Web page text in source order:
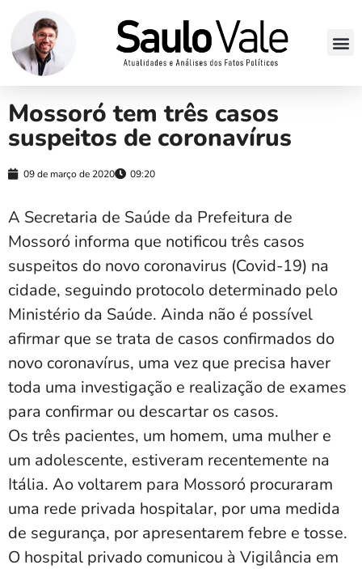
Mossoró tem três casos
suspeitos de coronavírus
09 de março de 2020 09:20
A Secretaria de Saúde da Prefeitura de
Mossoró informa que notificou três casos
suspeitos do novo coronavirus (Covid-19) na
cidade, seguindo protocolo determinado pelo
Ministério da Saúde. Ainda não é possível
afirmar que se trata de casos confirmados do
novo coronavírus, uma vez que precisa haver
toda uma investigação e realização de exames
para confirmar ou descartar os casos.
Os três pacientes, um homem, uma mulher e
um adolescente, estiveram recentemente na
Itália. Ao voltarem para Mossoró procuraram
uma rede privada hospitalar, por uma medida
de segurança, por apresentarem febre e tosse.
O hospital privado comunicou à Vigilância em